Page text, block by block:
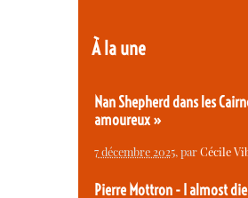
À la une
Nan Shepherd dans les
amoureux »
7 décembre 2025, parCécile
Pierre Mottron - I almost